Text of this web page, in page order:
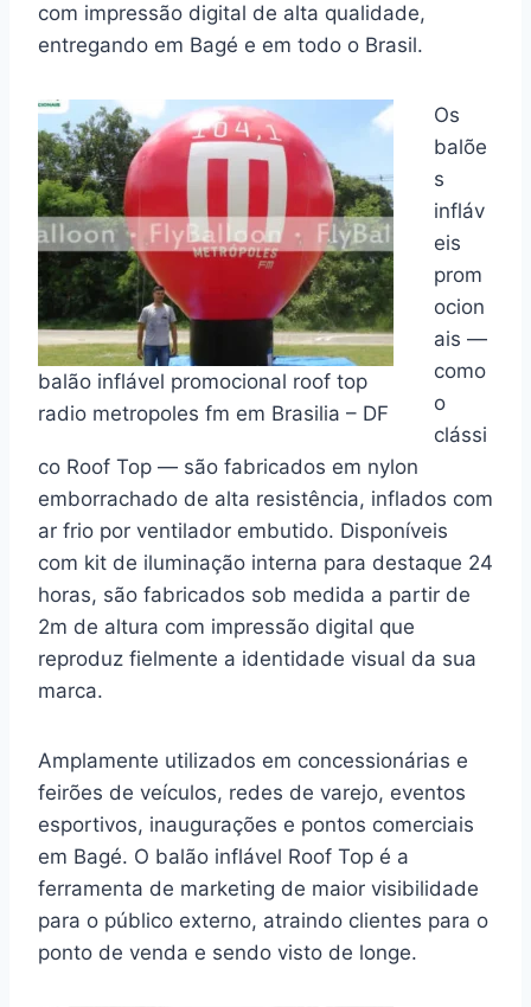
com impressão digital de alta qualidade,
entregando em Bagé e em todo o Brasil.
balão inflável promocional roof top
radio metropoles fm em Brasilia – DF
Os
balõe
s
infláv
eis
prom
ocion
ais —
como
o
clássi
co Roof Top — são fabricados em nylon
emborrachado de alta resistência, inflados com
ar frio por ventilador embutido. Disponíveis
com kit de iluminação interna para destaque 24
horas, são fabricados sob medida a partir de
2m de altura com impressão digital que
reproduz fielmente a identidade visual da sua
marca.
Amplamente utilizados em concessionárias e
feirões de veículos, redes de varejo, eventos
esportivos, inaugurações e pontos comerciais
em Bagé. O balão inflável Roof Top é a
ferramenta de marketing de maior visibilidade
para o público externo, atraindo clientes para o
ponto de venda e sendo visto de longe.